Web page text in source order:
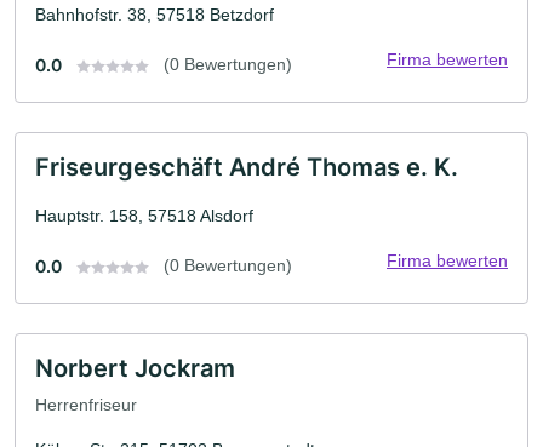
Bahnhofstr. 38, 57518 Betzdorf
0.0 (0 Bewertungen) Firma bewerten
Friseurgeschäft André Thomas e. K.
Hauptstr. 158, 57518 Alsdorf
0.0 (0 Bewertungen) Firma bewerten
Norbert Jockram
Herrenfriseur